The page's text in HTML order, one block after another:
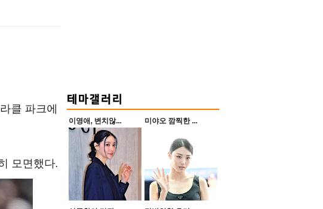
클 파크에
모면했다.
이영애, 변치않... 미야오 깜찍한 ...